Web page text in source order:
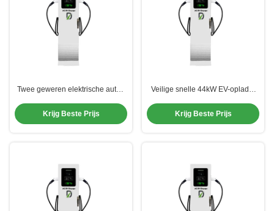
Twee geweren elektrische auto's
Volt 32A max. stroom
Krijg Beste Prijs
Veilige snelle 44kW EV-oplader
parkeerplaatsen CE
Krijg Beste Prijs